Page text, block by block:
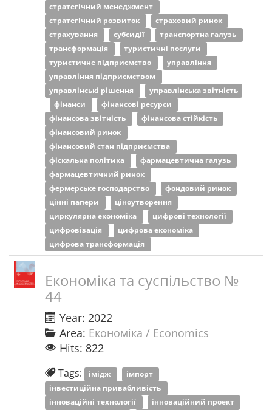
стратегічний менеджмент
стратегічний розвиток
страховий ринок
страхування
субсидії
транспортна галузь
трансформація
туристичні послуги
туристичне підприємство
управління
управління підприємством
управлінські рішення
управлінська звітність
фінанси
фінансові ресурси
фінансова звітність
фінансова стійкість
фінансовий ринок
фінансовий стан підприємства
фіскальна політика
фармацевтична галузь
фармацевтичний ринок
фермерське господарство
фондовий ринок
цінні папери
ціноутворення
циркулярна економіка
цифрові технології
цифровізація
цифрова економіка
цифрова трансформація
Економіка та суспільство №
44
Year: 2022
Area: Економіка / Economics
Hits: 822
Tags: імідж
імпорт
інвестиційна привабливість
інноваційні технології
інноваційний проект